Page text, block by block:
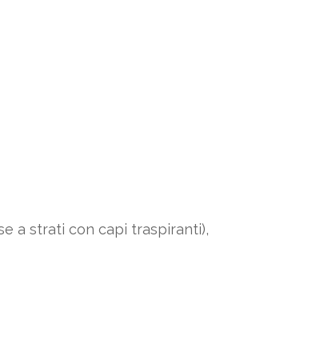
a strati con capi traspiranti),